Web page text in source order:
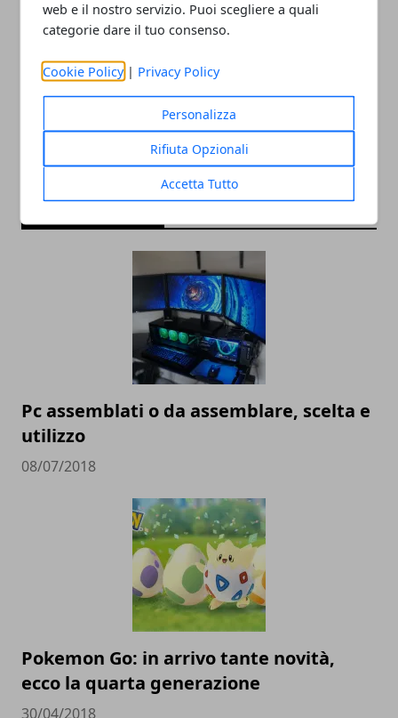
web e il nostro servizio. Puoi scegliere a quali
categorie dare il tuo consenso.
Cookie Policy | Privacy Policy
Personalizza
Rifiuta Opzionali
Accetta Tutto
Pc assemblati o da assemblare, scelta e
utilizzo
08/07/2018
Pokemon Go: in arrivo tante novità,
ecco la quarta generazione
30/04/2018